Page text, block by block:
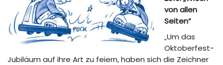
von allen
Seiten“
„Um das
Oktoberfest-
Jubiläum auf ihre Art zu feiern, haben sich die Zeichner